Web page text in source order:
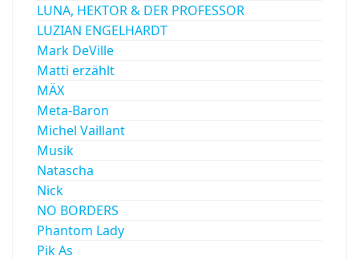
LUNA, HEKTOR & DER PROFESSOR
LUZIAN ENGELHARDT
Mark DeVille
Matti erzählt
MÄX
Meta-Baron
Michel Vaillant
Musik
Natascha
Nick
NO BORDERS
Phantom Lady
Pik As